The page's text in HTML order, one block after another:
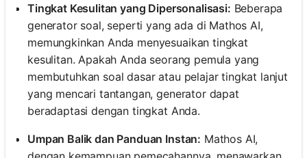
Tingkat Kesulitan yang Dipersonalisasi: Beberapa
generator soal, seperti yang ada di Mathos AI,
memungkinkan Anda menyesuaikan tingkat
kesulitan. Apakah Anda seorang pemula yang
membutuhkan soal dasar atau pelajar tingkat lanjut
yang mencari tantangan, generator dapat
beradaptasi dengan tingkat Anda.
Umpan Balik dan Panduan Instan: Mathos AI,